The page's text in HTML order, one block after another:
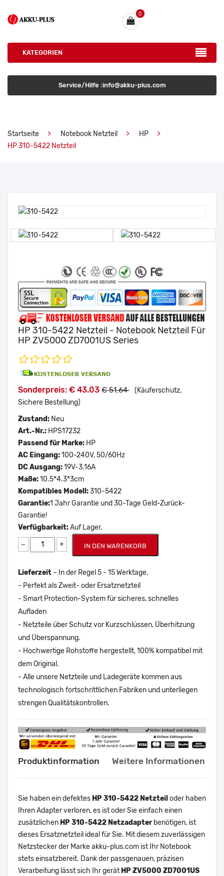
0
KATEGORIEN
Service/Hilfe :info@akku-plus.com
Startseite Notebook Netzteil
HP
HP 310-5422 Netzteil
HP 310-5422 Netzteil - Notebook Netzteil Für
HP ZV5000 ZD7001US Series
Sonderpreis: € 43.03 € 51.64 (Käuferschutz,
Sichere Bestellung)
Zustand: Neu
Art.-Nr.: HPS17232
Passend für Marke: HP
AC Eingang:100-240V, 50/60Hz
DC Ausgang:19V-3.16A
Maße:10.5*4.3*3cm
Kompatibles Modell:310-5422
Garantie:1 Jahr Garantie und 30-Tage Geld-Zurück-
Garantie!
Verfügbarkeit:Auf Lager.
− + IN DEN WARENKORB
Lieferzeit – In der Regel 5 - 15 Werktage.
- Perfekt als Zweit- oder Ersatznetzteil
- Smart Protection-System für sicheres, schnelles
Aufladen
- Netzteile über Schutz vor Kurzschlüssen, Überhitzung
und Überspannung.
- Hochwertige Rohstoffe hergestellt, 100% kompatibel mit
dem Original.
- Alle unsere Netzteile und Ladegeräte kommen aus
technologisch fortschrittlichen Fabriken und unterliegen
strengen Qualitätskontrollen.
Produktinformation Weitere Informationen
Sie haben ein defektes HP 310-5422 Netzteil oder haben
Ihren Adapter verloren, es ist oder Sie einfach einen
zusätzlichen HP 310-5422 Netzadapterbenötigen, ist
dieses Ersatznetzteil ideal für Sie. Mit diesem zuverlässigen
Netzstecker der Marke akku-plus.com ist Ihr Notebook
stets einsatzbereit. Dank der passgenauen, präzisen
Verarbeitung lässt sich Ihr gerät HP ZV5000 ZD7001US